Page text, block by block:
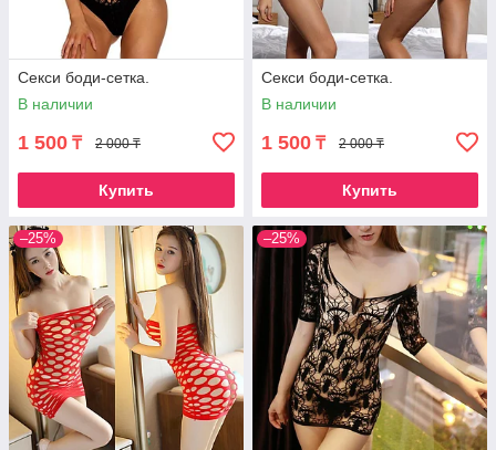
Секси боди-сетка.
В наличии
1 500 ₸ 2 000 ₸
Купить
Секси боди-сетка.
В наличии
1 500 ₸ 2 000 ₸
Купить
–25% –25%